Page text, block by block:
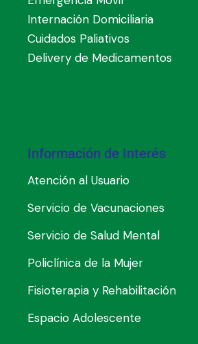
Internación Domiciliaria
Cuidados Paliativos
Delivery de Medicamentos
Información de Interés
Atención al Usuario
Servicio de Vacunaciones
Servicio de Salud Mental
Policlínica de la Mujer
Fisioterapia y Rehabilitación
Espacio Adolescente